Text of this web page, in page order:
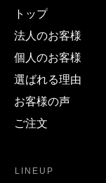
トップ
法人のお客様
個人のお客様
選ばれる理由
お客様の声
ご注文
LINEUP